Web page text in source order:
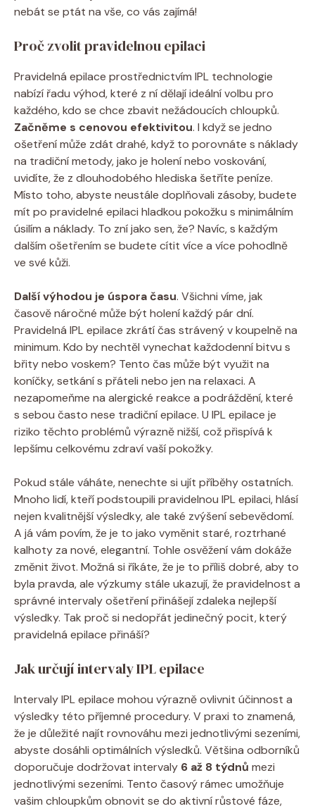
nebát se ptát na vše, co vás zajímá!
Proč zvolit pravidelnou epilaci
Pravidelná epilace prostřednictvím IPL technologie
nabízí řadu výhod, které z ní dělají ideální volbu pro
každého, kdo se chce zbavit nežádoucích chloupků.
Začněme s cenovou efektivitou. I když se jedno
ošetření může zdát drahé, když to porovnáte s náklady
na tradiční metody, jako je holení nebo voskování,
uvidíte, že z dlouhodobého hlediska šetříte peníze.
Místo toho, abyste neustále doplňovali zásoby, budete
mít po pravidelné epilaci hladkou pokožku s minimálním
úsilím a náklady. To zní jako sen, že? Navíc, s každým
dalším ošetřením se budete cítit více a více pohodlně
ve své kůži.
Další výhodou je úspora času. Všichni víme, jak
časově náročné může být holení každý pár dní.
Pravidelná IPL epilace zkrátí čas strávený v koupelně na
minimum. Kdo by nechtěl vynechat každodenní bitvu s
břity nebo voskem? Tento čas může být využit na
koníčky, setkání s přáteli nebo jen na relaxaci. A
nezapomeňme na alergické reakce a podráždění, které
s sebou často nese tradiční epilace. U IPL epilace je
riziko těchto problémů výrazně nižší, což přispívá k
lepšímu celkovému zdraví vaší pokožky.
Pokud stále váháte, nenechte si ujít příběhy ostatních.
Mnoho lidí, kteří podstoupili pravidelnou IPL epilaci, hlásí
nejen kvalitnější výsledky, ale také zvýšení sebevědomí.
A já vám povím, že je to jako vyměnit staré, roztrhané
kalhoty za nové, elegantní. Tohle osvěžení vám dokáže
změnit život. Možná si říkáte, že je to příliš dobré, aby to
byla pravda, ale výzkumy stále ukazují, že pravidelnost a
správné intervaly ošetření přinášejí zdaleka nejlepší
výsledky. Tak proč si nedopřát jedinečný pocit, který
pravidelná epilace přináší?
Jak určují intervaly IPL epilace
Intervaly IPL epilace mohou výrazně ovlivnit účinnost a
výsledky této příjemné procedury. V praxi to znamená,
že je důležité najít rovnováhu mezi jednotlivými sezeními,
abyste dosáhli optimálních výsledků. Většina odborníků
doporučuje dodržovat intervaly 6 až 8 týdnů mezi
jednotlivými sezeními. Tento časový rámec umožňuje
vašim chloupkům obnovit se do aktivní růstové fáze,